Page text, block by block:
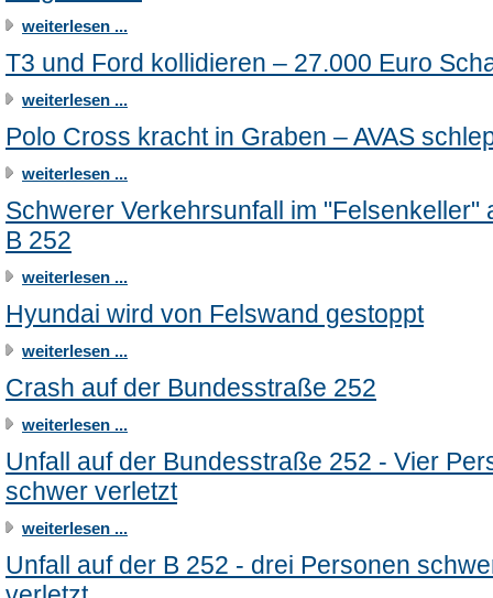
weiterlesen ...
T3 und Ford kollidieren – 27.000 Euro
weiterlesen ...
Polo Cross kracht in Graben – AVAS
weiterlesen ...
Schwerer Verkehrsunfall im "Felsenkeller"
B 252
weiterlesen ...
Hyundai wird von Felswand gestoppt
weiterlesen ...
Crash auf der Bundesstraße 252
weiterlesen ...
Unfall auf der Bundesstraße 252 - Vier
schwer verletzt
weiterlesen ...
Unfall auf der B 252 - drei Personen